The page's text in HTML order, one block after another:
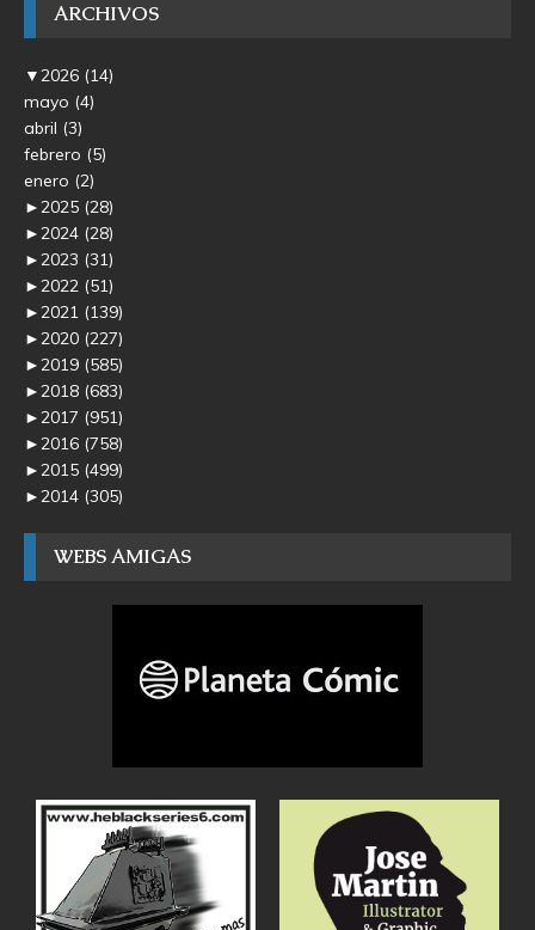
ARCHIVOS
▼2026 (14)
mayo (4)
abril (3)
febrero (5)
enero (2)
►2025 (28)
►2024 (28)
►2023 (31)
►2022 (51)
►2021 (139)
►2020 (227)
►2019 (585)
►2018 (683)
►2017 (951)
►2016 (758)
►2015 (499)
►2014 (305)
WEBS AMIGAS